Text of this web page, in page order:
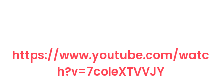
https://www.youtube.com/watc
h?v=7coIeXTVVJY